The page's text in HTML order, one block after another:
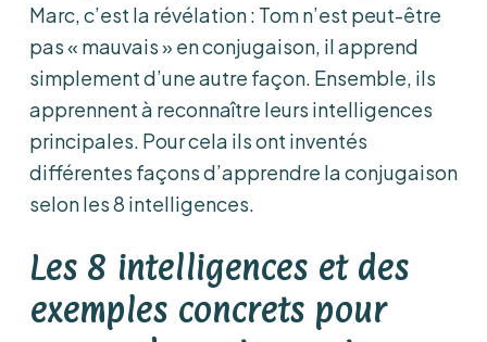
Marc, c’est la révélation : Tom n’est peut-être
pas « mauvais » en conjugaison, il apprend
simplement d’une autre façon. Ensemble, ils
apprennent à reconnaître leurs intelligences
principales. Pour cela ils ont inventés
différentes façons d’apprendre la conjugaison
selon les 8 intelligences.
Les 8 intelligences et des
exemples concrets pour